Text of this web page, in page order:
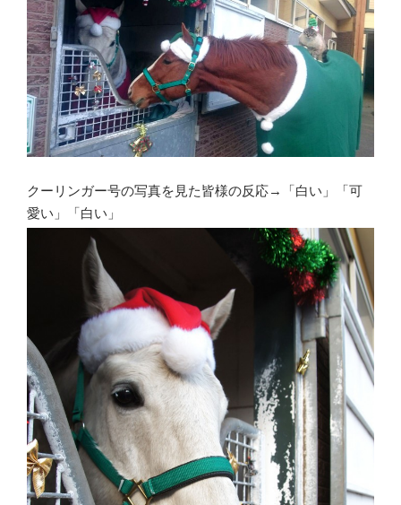
クーリンガー号の写真を見た皆様の反応→「白い」「可
愛い」「白い」